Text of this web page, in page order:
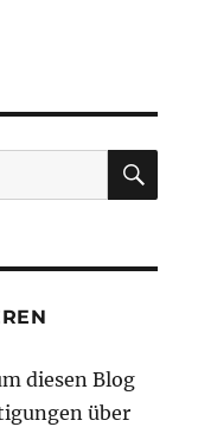
diesen Blog
über